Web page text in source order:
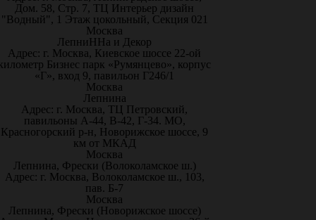
Дом. 58, Стр. 7, ТЦ Интерьер дизайн
"Водный", 1 Этаж цокольный, Секция 021
Москва
ЛепниННа и Декор
Адрес: г. Москва, Киевское шоссе 22-ой
Бизнес парк «Румянцево», корпус
«Г», вход 9, павильон Г246/1
Москва
Лепнина
Адрес: г. Москва, ТЦ Петровский,
павильоны А-44, В-42, Г-34. МО,
Красногорский р-н, Новорижское шоссе, 9
км от МКАД
Москва
Лепнина, Фрески (Волоколамское ш.)
Адрес: г. Москва, Волоколамское ш., 103,
пав. Б-7
Москва
Лепнина, Фрески (Новорижское шоссе)